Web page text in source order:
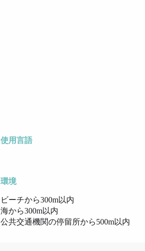
使用言語
使用言語
環境
環境
ビーチから300m以内
海から300m以内
公共交通機関の停留所から500m以内